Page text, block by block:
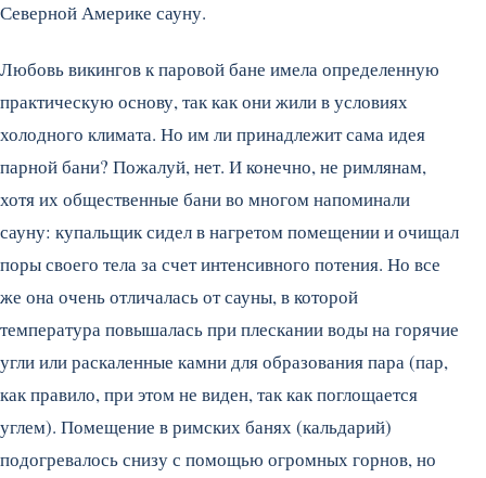
Северной Америке сауну.
Любовь викингов к паровой бане имела определенную
практическую основу, так как они жили в условиях
холодного климата. Но им ли принадлежит сама идея
парной бани? Пожалуй, нет. И конечно, не римлянам,
хотя их общественные бани во многом напоминали
сауну: купальщик сидел в нагретом помещении и очищал
поры своего тела за счет интенсивного потения. Но все
же она очень отличалась от сауны, в которой
температура повышалась при плескании воды на горячие
угли или раскаленные камни для образования пара (пар,
как правило, при этом не виден, так как поглощается
углем). Помещение в римских банях (кальдарий)
подогревалось снизу с помощью огромных горнов, но